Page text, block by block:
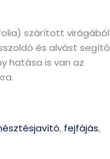
szárított virágából
és alvást segítő
hatása is van az
, fejfájás,